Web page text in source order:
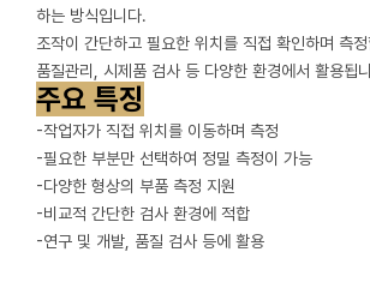
하는 방식입니다.
조작이 간단하고 필요한 위치를 직접 확인하며 측
품질관리, 시제품 검사 등 다양한 환경에서 활용됩
주요 특징
-작업자가 직접 위치를 이동하며 측정
-필요한 부분만 선택하여 정밀 측정이 가능
-다양한 형상의 부품 측정 지원
-비교적 간단한 검사 환경에 적합
-연구 및 개발, 품질 검사 등에 활용